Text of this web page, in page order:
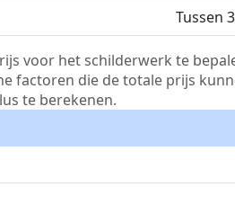
Tussen
voor het schilderwerk te
factoren die de totale prijs
te berekenen.